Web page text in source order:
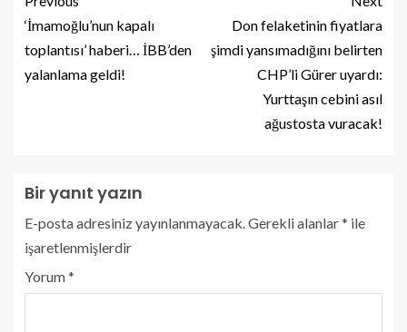
‘İmamoğlu’nun kapalı
toplantısı’ haberi… İBB’den
yalanlama geldi!
Don felaketinin fiyatlara
şimdi yansımadığını belirten
CHP’li Gürer uyardı:
Yurttaşın cebini asıl
ağustosta vuracak!
Bir yanıt yazın
E-posta adresiniz yayınlanmayacak. Gerekli alanlar* ile
işaretlenmişlerdir
Yorum*